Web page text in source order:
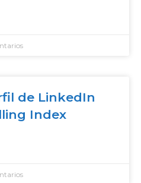
de LinkedIn
Index